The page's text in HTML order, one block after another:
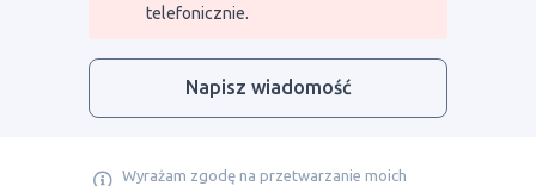
telefonicznie.
Napisz wiadomość
Wyrażam zgodę na przetwarzanie moich